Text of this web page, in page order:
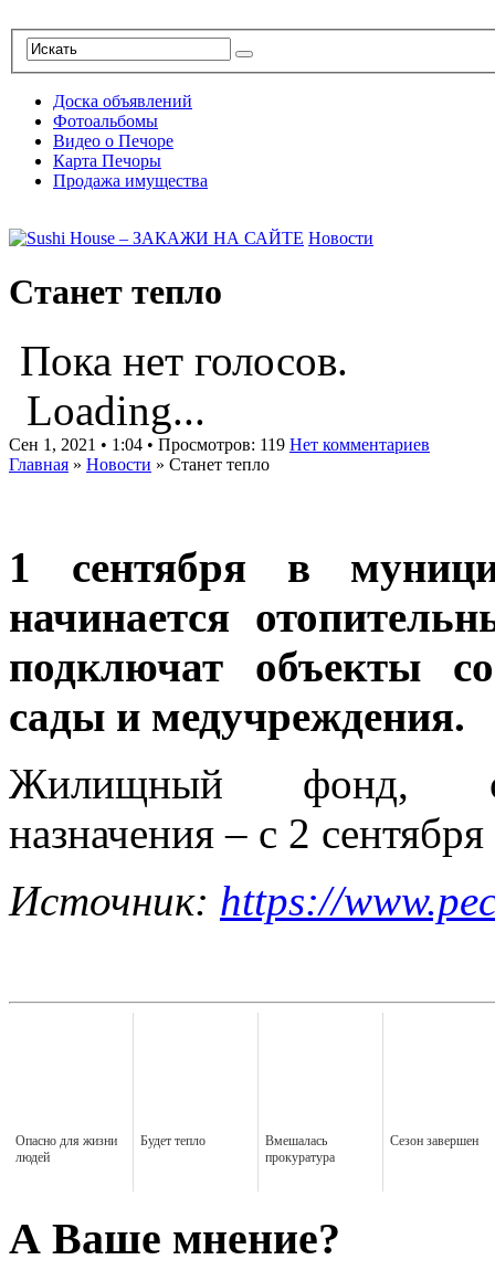
Доска объявлений
Фотоальбомы
Видео о Печоре
Карта Печоры
Продажа имущества
Новости
Станет тепло
Пока нет голосов.
Loading...
Сен 1, 2021 • 1:04 • Просмотров: 119 Нет комментариев
Главная » Новости » Станет тепло
1 сентября в
начинается
подключат объекты
сады и медучреждения.
Жилищный фонд,
назначения – с 2
Источник: https://
Опасно для жизни
людей
Будет тепло
Вмешалась
прокуратура
Сезон завершен
А Ваше мнение?